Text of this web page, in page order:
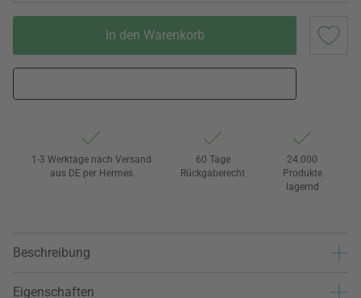
In den Warenkorb
1-3 Werktage nach Versand
aus DE per Hermes
60 Tage
Rückgaberecht
24.000
Produkte
lagernd
Beschreibung
Eigenschaften